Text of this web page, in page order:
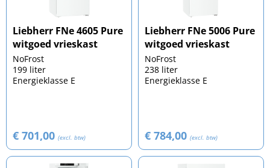
Liebherr FNe 4605 Pure
witgoed vrieskast
NoFrost
199 liter
Energieklasse E
€ 701,00 (excl. btw)
Liebherr FNe 5006 Pure
witgoed vrieskast
NoFrost
238 liter
Energieklasse E
€ 784,00 (excl. btw)